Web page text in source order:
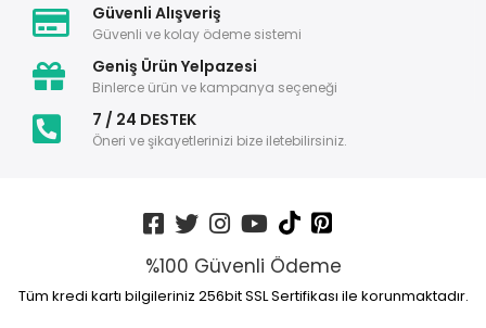
Güvenli Alışveriş
Güvenli ve kolay ödeme sistemi
Geniş Ürün Yelpazesi
Binlerce ürün ve kampanya seçeneği
7 / 24 DESTEK
Öneri ve şikayetlerinizi bize iletebilirsiniz.
%100 Güvenli Ödeme
Tüm kredi kartı bilgileriniz 256bit SSL Sertifikası ile korunmaktadır.